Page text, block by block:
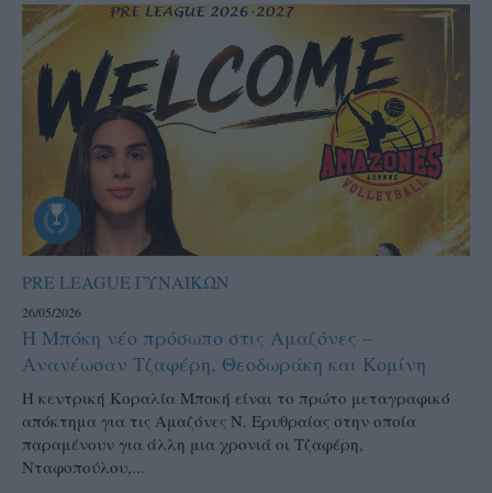
PRE LEAGUE ΓΥΝΑΙΚΩΝ
26/05/2026
Η Μπόκη νέο πρόσωπο στις Αμαζόνες –
Ανανέωσαν Τζαφέρη, Θεοδωράκη και Κομίνη
Η κεντρική Κοραλία Μποκή είναι το πρώτο μεταγραφικό
απόκτημα για τις Αμαζόνες Ν. Ερυθραίας στην οποία
παραμένουν για άλλη μια χρονιά οι Τζαφέρη,
Νταφοπούλου,...